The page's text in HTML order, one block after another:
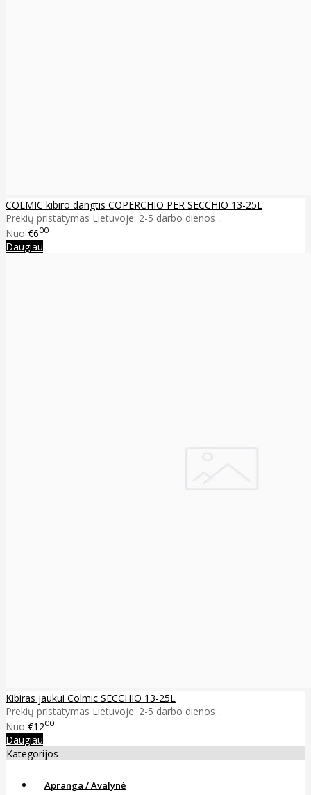
COLMIC kibiro dangtis COPERCHIO PER SECCHIO 13-25L
Prekių pristatymas Lietuvoje: 2-5 darbo dienos ..
Nuo €600
Daugiau
Kibiras jaukui Colmic SECCHIO 13-25L
Prekių pristatymas Lietuvoje: 2-5 darbo dienos ..
Nuo €1200
Daugiau
Kategorijos
Apranga / Avalynė